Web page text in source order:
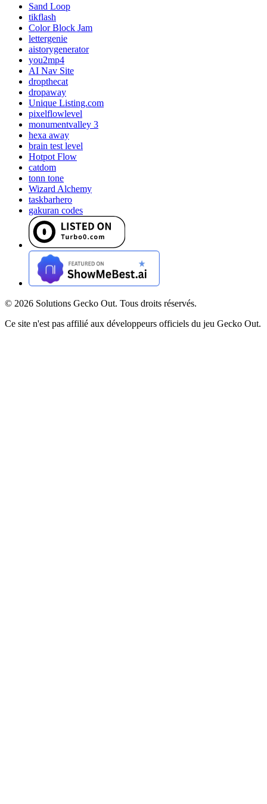
Sand Loop
tikflash
Color Block Jam
lettergenie
aistorygenerator
you2mp4
AI Nav Site
dropthecat
dropaway
Unique Listing.com
pixelflowlevel
monumentvalley 3
hexa away
brain test level
Hotpot Flow
catdom
tonn tone
Wizard Alchemy
taskbarhero
gakuran codes
© 2026 Solutions Gecko Out. Tous droits réservés.
Ce site n'est pas affilié aux développeurs officiels du jeu Gecko Out.